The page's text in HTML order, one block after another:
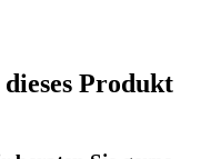
Produkt